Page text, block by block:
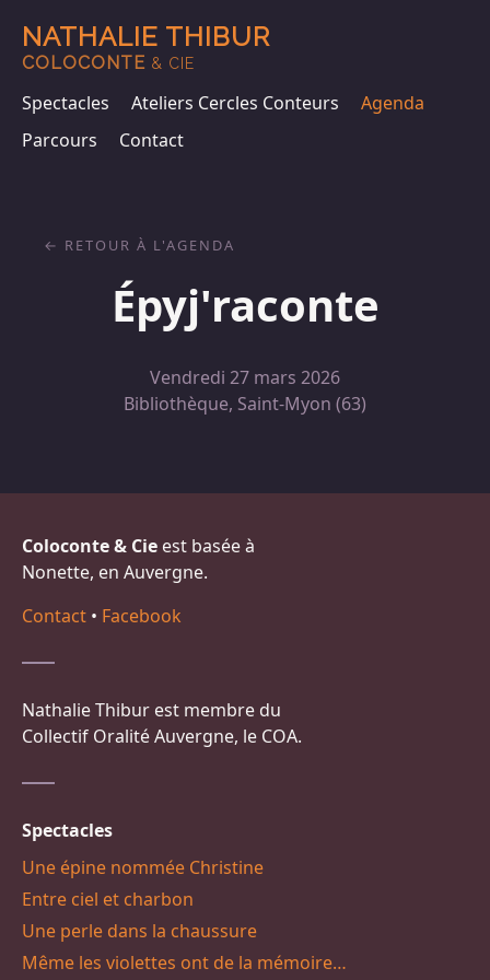
NATHALIE THIBUR
COLOCONTE & CIE
Spectacles Ateliers Cercles Conteurs
Agenda
Parcours
Contact
Épyj'raconte
Vendredi 27 mars 2026
Bibliothèque, Saint-Myon (63)
RETOUR À L'AGENDA
Coloconte & Cie est basée à
Nonette, en Auvergne.
Contact • Facebook
Nathalie Thibur est membre du
Collectif Oralité Auvergne, le COA.
Spectacles
Une épine nommée Christine
Entre ciel et charbon
Une perle dans la chaussure
Même les violettes ont de la mémoire…